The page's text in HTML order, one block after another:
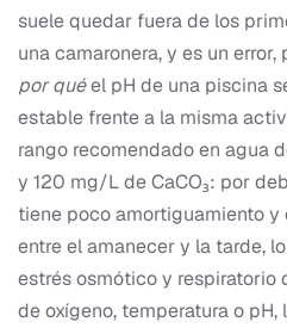
suele quedar fuera de los
una camaronera, y es un
por quéel pH de una piscina
estable frente a la misma
rango recomendado en agua
y 120 mg/L de CaCO₃: por
tiene poco amortiguamiento
entre el amanecer y la tarde,
estrés osmótico y respiratorio
de oxígeno, temperatura o